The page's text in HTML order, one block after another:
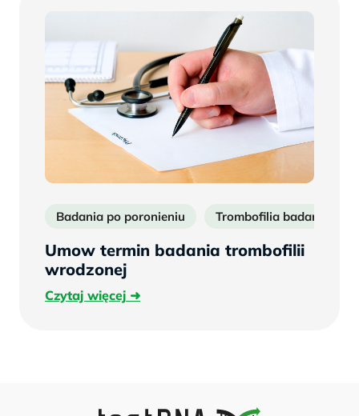
Badania po poronieniu Trombofilia badanie
Umow termin badania trombofilii
wrodzonej
Czytaj więcejCzytaj